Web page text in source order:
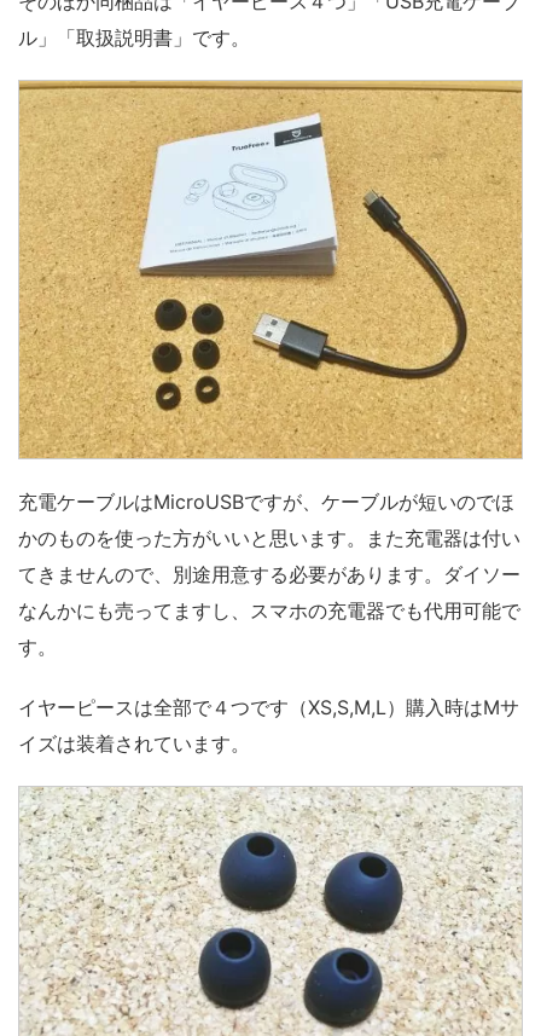
ル」「取扱説明書」です。
充電ケーブルはMicroUSBですが、ケーブルが短いのでほ
かのものを使った方がいいと思います。また充電器は付い
てきませんので、別途用意する必要があります。ダイソー
なんかにも売ってますし、スマホの充電器でも代用可能で
す。
イヤーピースは全部で４つです（XS,S,M,L）購入時はMサ
イズは装着されています。